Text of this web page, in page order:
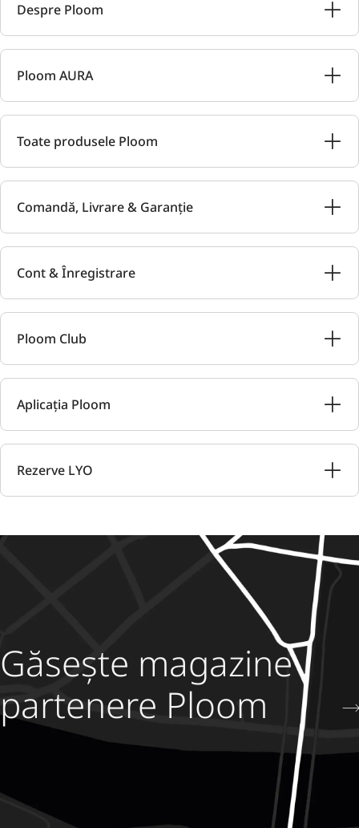
Despre Ploom
Ploom AURA
Toate produsele Ploom
Comandă, Livrare & Garanție
Cont & Înregistrare
Ploom Club
Aplicația Ploom
Rezerve LYO
Găsește magazine
partenere Ploom